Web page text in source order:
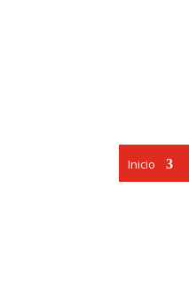
Inicio